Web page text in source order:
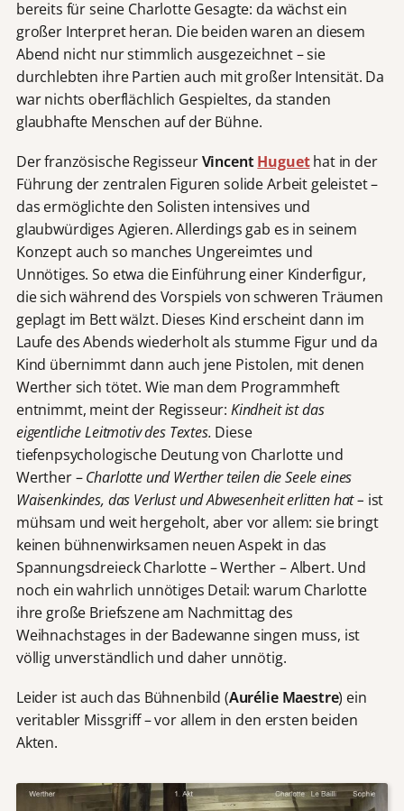
bereits für seine Charlotte Gesagte: da wächst ein
großer Interpret heran. Die beiden waren an diesem
Abend nicht nur stimmlich ausgezeichnet – sie
durchlebten ihre Partien auch mit großer Intensität. Da
war nichts oberflächlich Gespieltes, da standen
glaubhafte Menschen auf der Bühne.
Der französische RegisseurVincentHuguethat in der
Führung der zentralen Figuren solide Arbeit geleistet –
das ermöglichte den Solisten intensives und
glaubwürdiges Agieren. Allerdings gab es in seinem
Konzept auch so manches Ungereimtes und
Unnötiges. So etwa die Einführung einer Kinderfigur,
die sich während des Vorspiels von schweren Träumen
geplagt im Bett wälzt. Dieses Kind erscheint dann im
Laufe des Abends wiederholt als stumme Figur und da
Kind übernimmt dann auch jene Pistolen, mit denen
Werther sich tötet. Wie man dem Programmheft
entnimmt, meint der Regisseur: Kindheit ist das
eigentliche Leitmotiv des Textes. Diese
tiefenpsychologische Deutung von Charlotte und
Werther –Charlotte und Werther teilen die Seele eines
Waisenkindes, das Verlust und Abwesenheit erlitten hat – ist
mühsam und weit hergeholt, aber vor allem: sie bringt
keinen bühnenwirksamen neuen Aspekt in das
Spannungsdreieck Charlotte – Werther – Albert. Und
noch ein wahrlich unnötiges Detail: warum Charlotte
ihre große Briefszene am Nachmittag des
Weihnachstages in der Badewanne singen muss, ist
völlig unverständlich und daher unnötig.
Leider ist auch das Bühnenbild (Aurélie Maestre) ein
veritabler Missgriff – vor allem in den ersten beiden
Akten.